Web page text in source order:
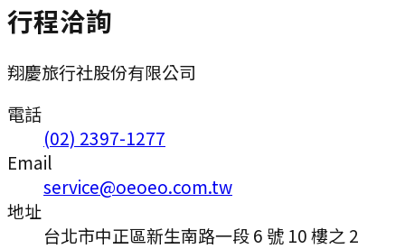
行程洽詢
翔慶旅行社股份有限公司
電話
(02) 2397-1277
Email
service@oeoeo.com.tw
地址
台北市中正區新生南路一段 6 號 10 樓之 2